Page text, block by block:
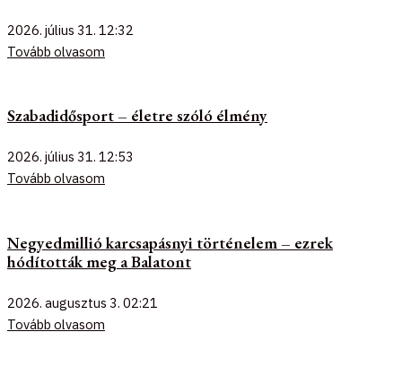
2026. július 31. 12:32
Tovább olvasom
Szabadidősport – életre szóló élmény
2026. július 31. 12:53
Tovább olvasom
Negyedmillió karcsapásnyi történelem – ezrek
hódították meg a Balatont
2026. augusztus 3. 02:21
Tovább olvasom